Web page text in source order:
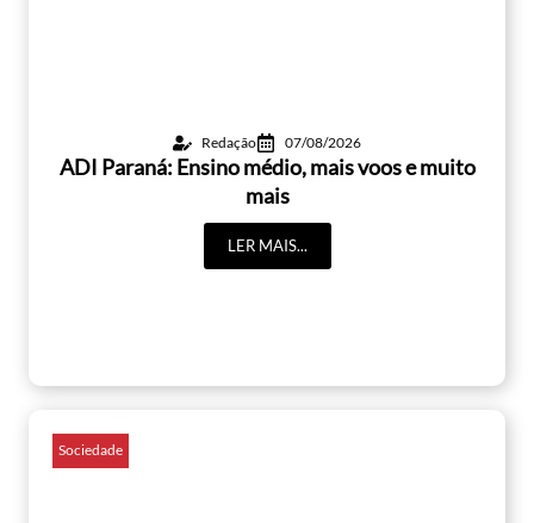
Redação 07/08/2026
ADI Paraná: Ensino médio, mais voos e muito
mais
LER MAIS...
Sociedade